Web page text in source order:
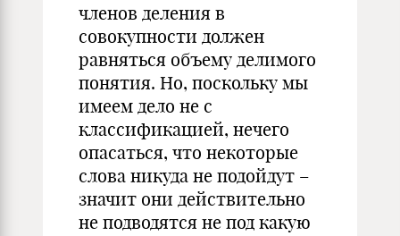
членов деления в
совокупности должен
равняться объему делимого
понятия. Но, поскольку мы
имеем дело не с
классификацией, нечего
опасаться, что некоторые
слова никуда не подойдут –
значит они действительно
не подводятся не под какую